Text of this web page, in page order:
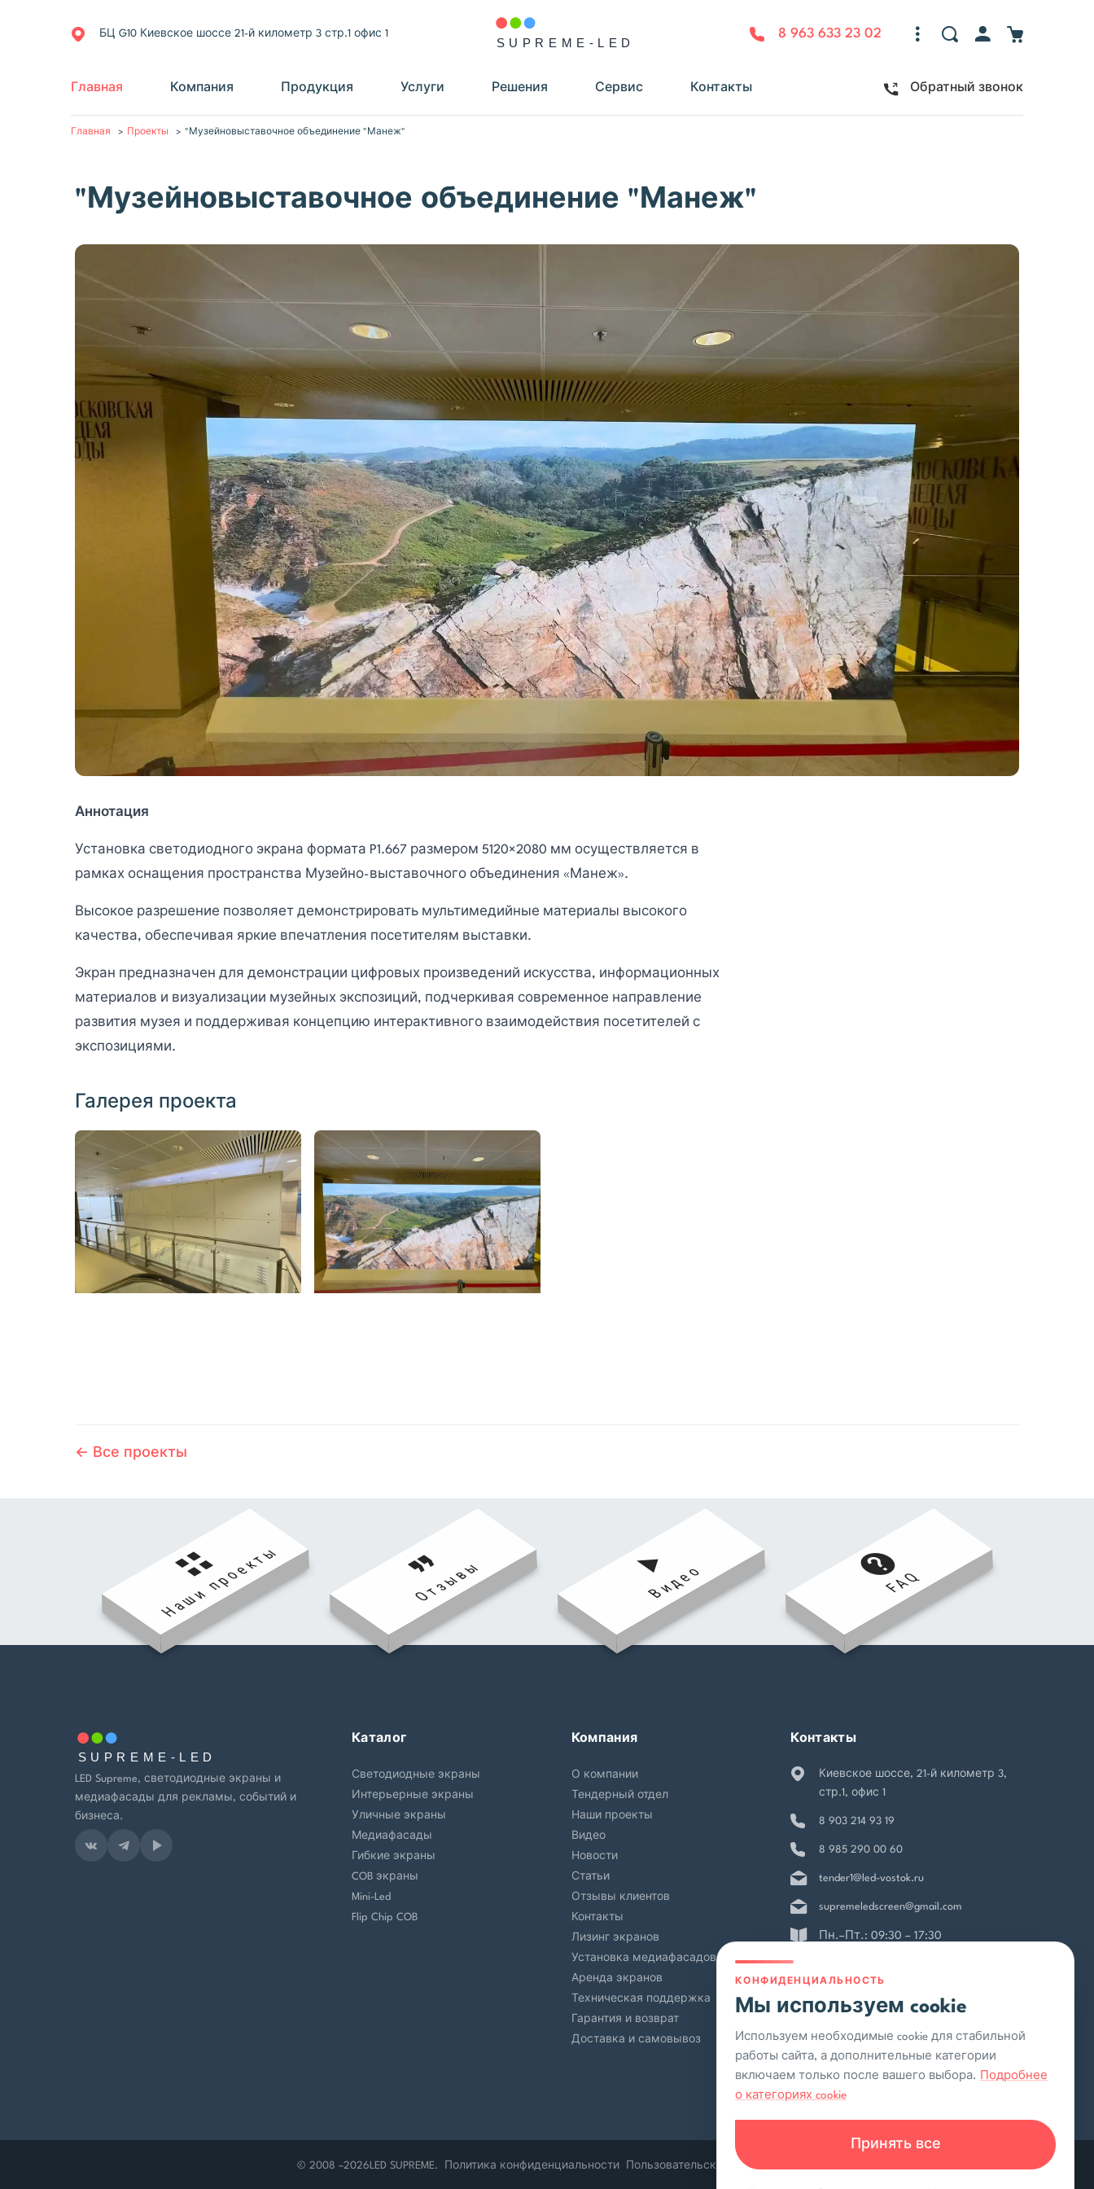
БЦ G10 Киевское шоссе 21-й километр 3 стр.1 офис 1 8 963 633 23 02
Главная Компания Продукция Услуги Решения Сервис Контакты Обратный звонок
Главная Проекты "Музейновыставочное объединение "Манеж"
"Музейновыставочное объединение "Манеж"
Аннотация
Установка светодиодного экрана формата P1.667 размером 5120×2080 мм осуществляется в
рамках оснащения пространства Музейно-выставочного объединения «Манеж».
Высокое разрешение позволяет демонстрировать мультимедийные материалы высокого
качества, обеспечивая яркие впечатления посетителям выставки.
Экран предназначен для демонстрации цифровых произведений искусства, информационных
материалов и визуализации музейных экспозиций, подчеркивая современное направление
развития музея и поддерживая концепцию интерактивного взаимодействия посетителей с
экспозициями.
Галерея проекта
← Все проекты
Наши проекты Отзывы Видео FAQ
SUPREME-LED
LED Supreme, светодиодные экраны и
медиафасады для рекламы, событий и
бизнеса.
Каталог
Светодиодные экраны
Интерьерные экраны
Уличные экраны
Медиафасады
Гибкие экраны
COB экраны
Mini-Led
Flip Chip COB
Компания
О компании
Тендерный отдел
Наши проекты
Видео
Новости
Статьи
Отзывы клиентов
Контакты
Лизинг экранов
Установка медиафасадов
Аренда экранов
Техническая поддержка
Гарантия и возврат
Доставка и самовывоз
Контакты
Киевское шоссе, 21-й километр 3,
стр.1, офис 1
8 903 214 93 19
8 985 290 00 60
tender1@led-vostok.ru
supremeledscreen@gmail.com
Пн.–Пт.: 09:30 – 17:30
Документы
Политика конфиденциальности
Пользовательское соглашение
Rutube
© 2008 –2026 LED SUPREME. Политика конфиденциальности Пользовательское соглашение
КОНФИДЕНЦИАЛЬНОСТЬ
Мы используем cookie
Используем необходимые cookie для стабильной
работы сайта, а дополнительные категории
включаем только после вашего выбора.
Подробнее
о категориях cookie
Принять все